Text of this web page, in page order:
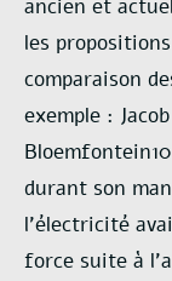
ancien et
les
comparaison
exemple :
durant son
l’électricité
force suite à